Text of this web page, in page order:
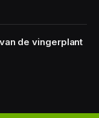
de vingerplant